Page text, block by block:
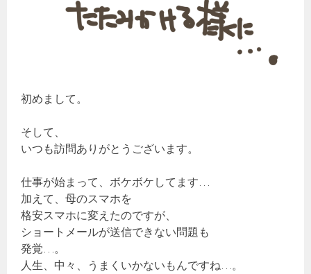
初めまして。
そして、
いつも訪問ありがとうございます。
仕事が始まって、ボケボケしてます…
加えて、母のスマホを
格安スマホに変えたのですが、
ショートメールが送信できない問題も
発覚…。
人生、中々、うまくいかないもんですね…。